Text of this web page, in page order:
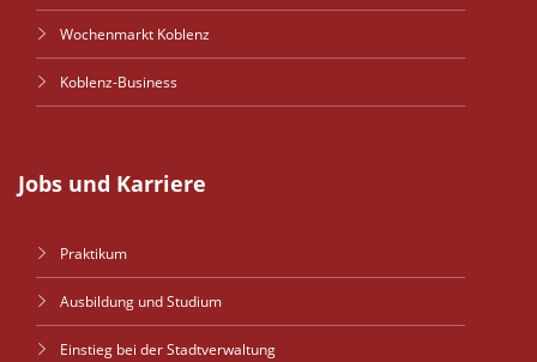
Wochenmarkt Koblenz
Koblenz-Business
Jobs und Karriere
Praktikum
Ausbildung und Studium
Einstieg bei der Stadtverwaltung